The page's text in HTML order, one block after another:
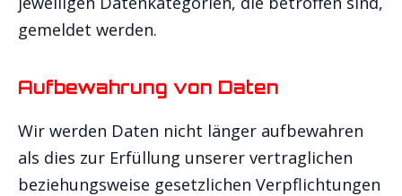
gemeldet werden.
Aufbewahrung von Daten
Wir werden Daten nicht länger aufbewahren
als dies zur Erfüllung unserer vertraglichen
beziehungsweise gesetzlichen Verpflichtungen